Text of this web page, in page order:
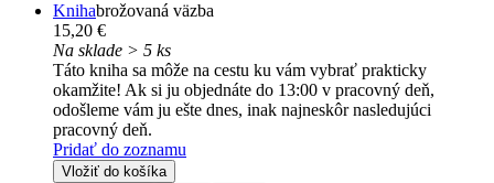
Knihabrožovaná väzba
15,20 €
Na sklade > 5 ks
Táto kniha sa môže na cestu ku vám vybrať prakticky
okamžite! Ak si ju objednáte do 13:00 v pracovný deň,
odošleme vám ju ešte dnes, inak najneskôr nasledujúci
pracovný deň.
Pridať do zoznamu
Vložiť do košíka